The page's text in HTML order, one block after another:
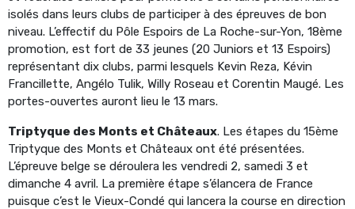
isolés dans leurs clubs de participer à des épreuves de bon
niveau. L’effectif du Pôle Espoirs de La Roche-sur-Yon, 18ème
promotion, est fort de 33 jeunes (20 Juniors et 13 Espoirs)
représentant dix clubs, parmi lesquels Kevin Reza, Kévin
Francillette, Angélo Tulik, Willy Roseau et Corentin Maugé. Les
portes-ouvertes auront lieu le 13 mars.
Triptyque des Monts et Châteaux. Les étapes du 15ème
Triptyque des Monts et Châteaux ont été présentées.
L’épreuve belge se déroulera les vendredi 2, samedi 3 et
dimanche 4 avril. La première étape s’élancera de France
puisque c’est le Vieux-Condé qui lancera la course en direction